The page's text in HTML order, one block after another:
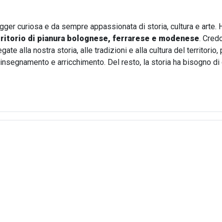
curiosa e da sempre appassionata di storia, cultura e
di pianura bolognese, ferrarese e modenese.
alla nostra storia, alle tradizioni e alla cultura del
e arricchimento. Del resto, la storia ha bisogno